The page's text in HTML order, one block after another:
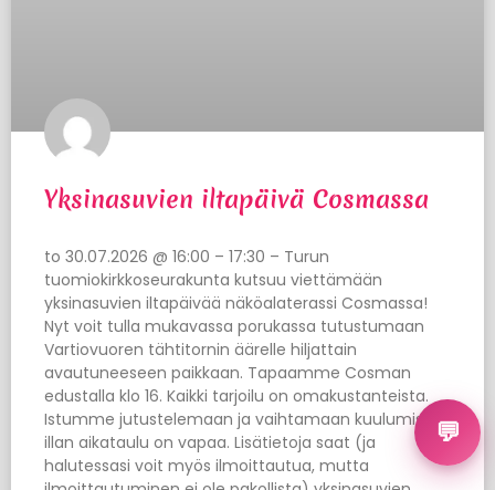
Yksinasuvien iltapäivä Cosmassa
to 30.07.2026 @ 16:00 – 17:30 – Turun
tuomiokirkkoseurakunta kutsuu viettämään
yksinasuvien iltapäivää näköalaterassi Cosmassa!
Nyt voit tulla mukavassa porukassa tutustumaan
Vartiovuoren tähtitornin äärelle hiljattain
avautuneeseen paikkaan. Tapaamme Cosman
edustalla klo 16. Kaikki tarjoilu on omakustanteista.
Istumme jutustelemaan ja vaihtamaan kuulumisia,
illan aikataulu on vapaa. Lisätietoja saat (ja
halutessasi voit myös ilmoittautua, mutta
💬